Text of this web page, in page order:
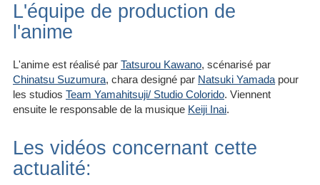
L'équipe de production de
l'anime
L'anime est réalisé par Tatsurou Kawano, scénarisé par
Chinatsu Suzumura, chara designé par Natsuki Yamada pour
les studios Team Yamahitsuji/ Studio Colorido. Viennent
ensuite le responsable de la musique Keiji Inai.
Les vidéos concernant cette
actualité: